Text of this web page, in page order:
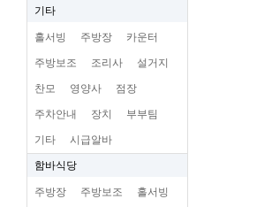
기타
홀서빙 주방장 카운터
주방보조 조리사 설거지
찬모 영양사 점장
주차안내 장치 부부팀
기타 시급알바
함바식당
주방장 주방보조 홀서빙